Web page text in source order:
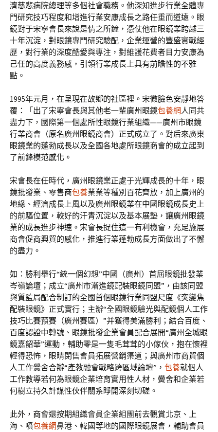
濟慈悲病院總理等多個社會職務。他深知進步行業全體專
門研究技巧程度和增進行業安康成長之路任重而道遠。眼
鏡對于宋寧會長來說是情之所鐘，憑仗他在眼鏡業跨越三
十年沉淀，對眼鏡專門研究驗配，企業運營的豐盛實戰經
歷，對行業的深度酷愛與專注，對維護花費者目力安康為
己任的高度義務感，引領行業成長上具有前瞻性的不雅
點。
1995年元月，在呈現在故鄉的社區裡。宋微臉色安靜地答
覆：「出了宋寧會長與其他老一輩廣州眼鏡包養網人同共
盡力下，國際第一個處所性眼鏡行業組織——廣州市眼鏡
行業商會（原名廣州眼鏡商會）正式成立了。對后來廣東
眼鏡業的蓬勃成長以及全國各地處所眼鏡商會的成立起到
了前鋒模范感化。
宋會長在任時代，廣州眼鏡業正處于光輝成長的十年，眼
鏡批發業、零售商包養業業等種別百花齊放，加上廣州的
地緣、經濟成長上風以及廣州眼鏡業在中國眼鏡成長史上
的前驅位置，較好的汗青沉淀以及基本展墊，讓廣州眼鏡
業的成長進步神速。宋會長捉住這一有利機會，充足施展
商會促商興貿的感化，推進行業蓬勃成長方面做出了不懈
的盡力。
如：勝利舉行“統一個幻想”中國（廣州）首屆眼鏡批發業
岑嶺論壇；成立“廣州市漸進鏡配裝眼鏡同盟”，由該同盟
與質監局配合制訂的全國首個眼鏡行業同盟尺度《突變焦
配裝眼鏡》正式實行；主辦“全國眼鏡驗光與配鏡個人工作
技巧比賽預賽（廣州賽區）”并獲得美滿勝利；結合百度、
百度認證中轉號、眼鏡批發企業會員配合展開“廣州全城眼
鏡嘉韶華”運動，輔助零是一隻毛茸茸的小傢伙，抱在懷裡
輕得恐怖，眼睛閉售會員拓展營銷渠道；與廣州市商貿個
人工作黌舍合辦“產教融會戰略跨區域論壇”， 包養就個人
工作教導若何為眼鏡企業培育實用性人材，黌舍和企業若
何樹立持久計謀性伙伴關系睜開深刻切磋。
此外，商會還按期組織會員企業組團前去觀賞北京、上
海、噴包養網鼻港、韓國等地的國際眼鏡展會，輔助會員